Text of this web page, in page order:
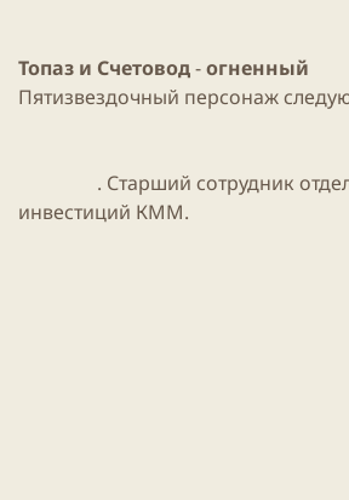
и
Топаз и Счетовод-огненный
Пятизвездочный персонаж
. Старший сотрудник
инвестиций КММ.